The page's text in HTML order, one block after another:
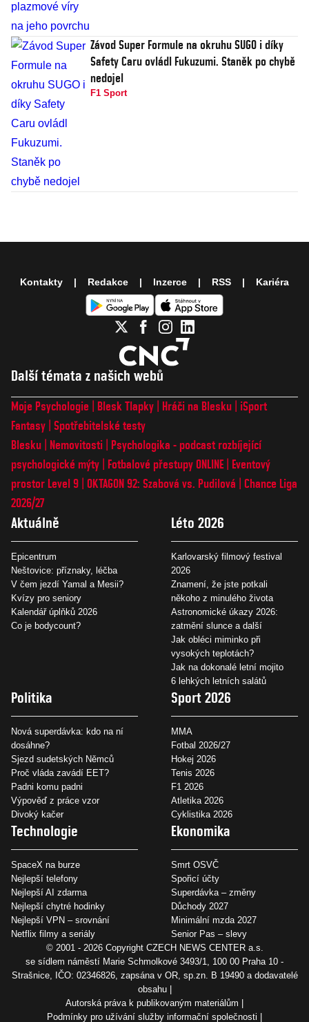
Závod Super Formule na okruhu SUGO i díky
Safety Caru ovládl Fukuzumi. Staněk po chybě
nedojel
F1 Sport
Další témata z našich webů
Moje Psychologie Blesk Tlapky Hráči na Blesku
iSport
Fantasy Spotřebitelské testy
Blesku
Nemovitosti
Psychologika - podcast rozbíjející
psychologické mýty
Fotbalové přestupy ONLINE
Eventový
prostor Level 9 OKTAGON 92: Szabová vs. Pudilová
Chance Liga
2026/27
Aktuálně
Epicentrum
Neštovice: příznaky, léčba
V čem jezdí Yamal a Mesii?
Kvízy pro seniory
Kalendář úplňků 2026
Co je bodycount?
Léto 2026
Karlovarský filmový festival
2026
Znamení, že jste potkali
někoho z minulého života
Astronomické úkazy 2026:
zatmění slunce a další
Jak obléci miminko při
vysokých teplotách?
Jak na dokonalé letní mojito
6 lehkých letních salátů
Politika
Nová superdávka: kdo na ní
dosáhne?
Sjezd sudetských Němců
Proč vláda zavádí EET?
Padni komu padni
Výpověď z práce vzor
Divoký kačer
Sport 2026
MMA
Fotbal 2026/27
Hokej 2026
Tenis 2026
F1 2026
Atletika 2026
Cyklistika 2026
Technologie
SpaceX na burze
Nejlepší telefony
Nejlepší AI zdarma
Nejlepší chytré hodinky
Nejlepší VPN – srovnání
Netflix filmy a seriály
Ekonomika
Smrt OSVČ
Spořicí účty
Superdávka – změny
Důchody 2027
Minimální mzda 2027
Senior Pas – slevy
Kontakty Redakce Inzerce RSS Kariéra
© 2001 - 2026 Copyright CZECH NEWS CENTER a.s.
se sídlem náměstí Marie Schmolkové 3493/1, 100 00 Praha 10 -
Strašnice, IČO: 02346826, zapsána v OR, sp.zn. B 19490 a dodavatelé
obsahu
Autorská práva k publikovaným materiálům
Podmínky pro užívání služby informační společnosti